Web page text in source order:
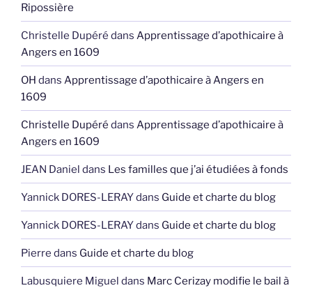
Ripossière
Christelle Dupéré dans Apprentissage d’apothicaire à
Angers en 1609
OH dans Apprentissage d’apothicaire à Angers en
1609
Christelle Dupéré dans Apprentissage d’apothicaire à
Angers en 1609
JEAN Daniel dans Les familles que j’ai étudiées à fonds
Yannick DORES-LERAYdans Guide et charte du blog
Yannick DORES-LERAYdans Guide et charte du blog
Pierre dans Guide et charte du blog
Labusquiere Miguel dans Marc Cerizay modifie le bail à